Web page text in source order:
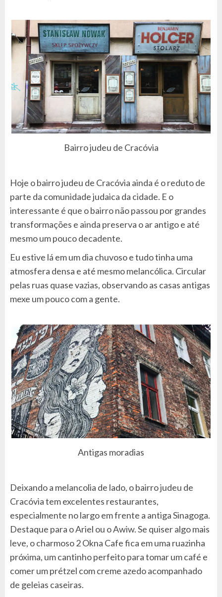
Bairro judeu de Cracóvia
Hoje o bairro judeu de Cracóvia ainda é o reduto de
parte da comunidade judaica da cidade. E o
interessante é que o bairro não passou por grandes
transformações e ainda preserva o ar antigo e até
mesmo um pouco decadente.
Eu estive lá em um dia chuvoso e tudo tinha uma
atmosfera densa e até mesmo melancólica. Circular
pelas ruas quase vazias, observando as casas antigas
mexe um pouco com a gente.
Antigas moradias
Deixando a melancolia de lado, o bairro judeu de
Cracóvia tem excelentes restaurantes,
especialmente no largo em frente a antiga Sinagoga.
Destaque para o Ariel ou o Awiw. Se quiser algo mais
leve, o charmoso 2 Okna Cafe fica em uma ruazinha
próxima, um cantinho perfeito para tomar um café e
comer um prétzel com creme azedo acompanhado
de geleias caseiras.